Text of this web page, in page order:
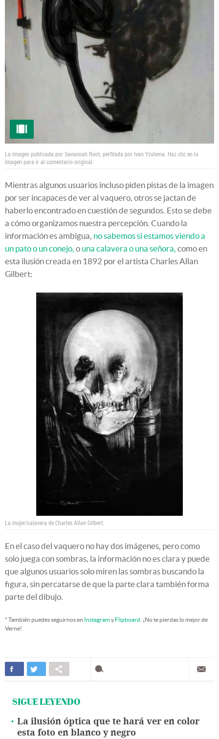
La imagen publicada por Savannah Root, perfilada por Ivan Yzulema. Haz clic en la
imagen para ir al comentario original.
Mientras algunos usuarios incluso piden pistas de la imagen
por ser incapaces de ver al vaquero, otros se jactan de
haberlo encontrado en cuestión de segundos. Esto se debe
a cómo organizamos nuestra percepción. Cuando la
información es ambigua, no sabemos si estamos viendo a
un pato o un conejo, o una calavera o una señora, como en
esta ilusión creada en 1892 por el artista Charles Allan
Gilbert:
La mujer/calavera de Charles Allan Gilbert.
En el caso del vaquero no hay dos imágenes, pero como
solo juega con sombras, la información no es clara y puede
que algunos usuarios solo miren las sombras buscando la
figura, sin percatarse de que la parte clara también forma
parte del dibujo.
* También puedes seguirnos en Instagramy Flipboard . ¡No te pierdas lo mejor de
Verne!
SIGUE LEYENDO
La ilusión óptica que te hará ver en color
esta foto en blanco y negro